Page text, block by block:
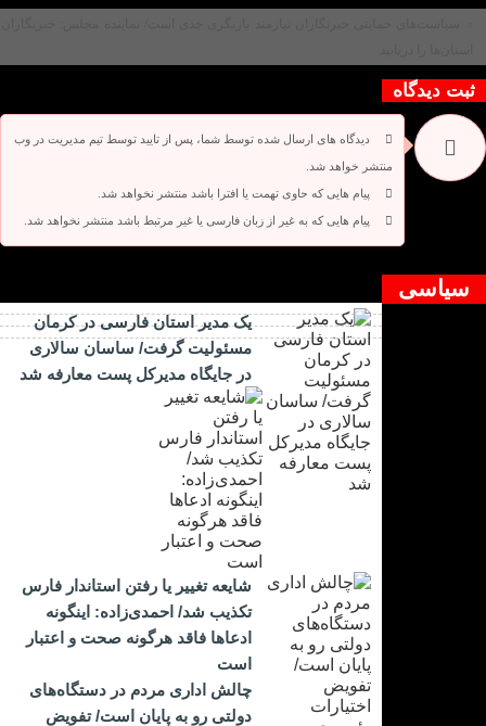
ثبت دیدگاه
دیدگاه های ارسال شده توسط شما، پس از تایید توسط تیم مدیریت در وب
منتشر خواهد شد.
پیام هایی که حاوی تهمت یا افترا باشد منتشر نخواهد شد.
پیام هایی که به غیر از زبان فارسی یا غیر مرتبط باشد منتشر نخواهد شد.
سیاسی
یک مدیر استان فارسی در کرمان
مسئولیت گرفت/ ساسان سالاری
در جایگاه مدیرکل پست معارفه شد
شایعه تغییر یا رفتن استاندار فارس
تکذیب شد/ احمدی‌زاده: اینگونه
ادعاها فاقد هرگونه صحت و اعتبار
است
چالش اداری مردم در دستگاه‌های
دولتی رو به پایان است/ تفویض